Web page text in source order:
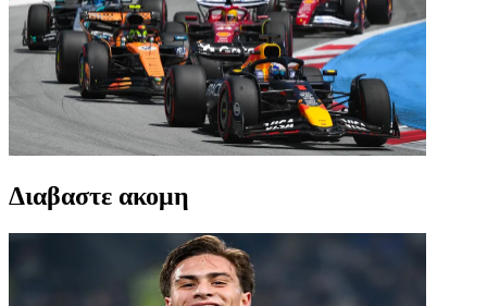
Διαβαστε ακομη